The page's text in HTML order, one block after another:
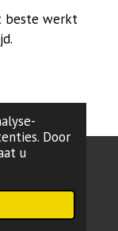
Door
u
beste werkt